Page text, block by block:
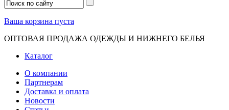
Ваша корзина пуста
ОПТОВАЯ ПРОДАЖА ОДЕЖДЫ И НИЖНЕГО БЕЛЬЯ
Каталог
О компании
Партнерам
Доставка и оплата
Новости